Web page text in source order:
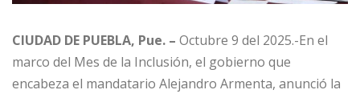
CIUDAD DE PUEBLA, Pue. – Octubre 9 del 2025.-En el
marco del Mes de la Inclusión, el gobierno que
encabeza el mandatario Alejandro Armenta, anunció la